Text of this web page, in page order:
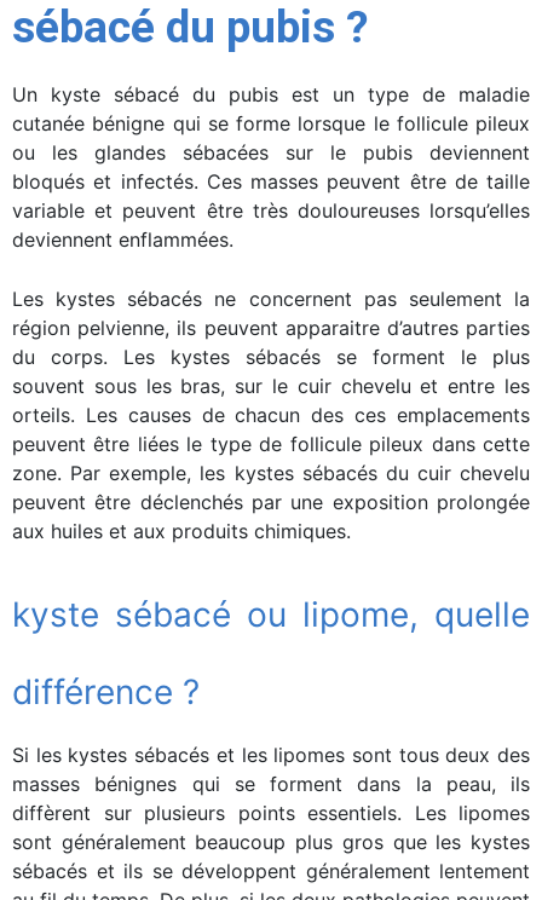
sébacé du pubis ?
Un kyste sébacé du pubis est un type de maladie
cutanée bénigne qui se forme lorsque le follicule pileux
ou les glandes sébacées sur le pubis deviennent
bloqués et infectés. Ces masses peuvent être de taille
variable et peuvent être très douloureuses lorsqu’elles
deviennent enflammées.
Les kystes sébacés ne concernent pas seulement la
région pelvienne, ils peuvent apparaitre d’autres parties
du corps. Les kystes sébacés se forment le plus
souvent sous les bras, sur le cuir chevelu et entre les
orteils. Les causes de chacun des ces emplacements
peuvent être liées le type de follicule pileux dans cette
zone. Par exemple, les kystes sébacés du cuir chevelu
peuvent être déclenchés par une exposition prolongée
aux huiles et aux produits chimiques.
kyste sébacé ou lipome, quelle
différence ?
Si les kystes sébacés et les lipomes sont tous deux des
masses bénignes qui se forment dans la peau, ils
diffèrent sur plusieurs points essentiels. Les lipomes
sont généralement beaucoup plus gros que les kystes
sébacés et ils se développent généralement lentement